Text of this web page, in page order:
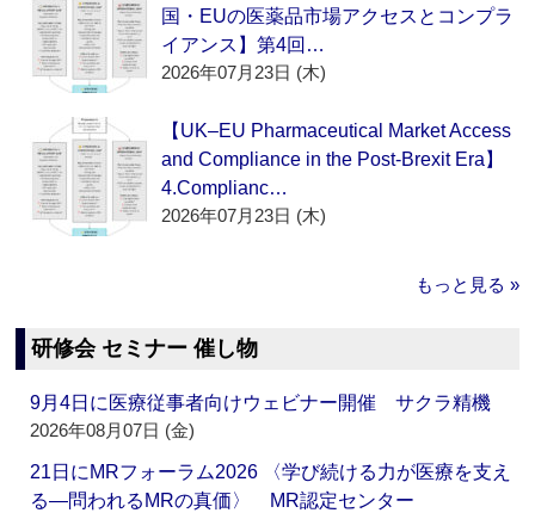
国・EUの医薬品市場アクセスとコンプラ
イアンス】第4回…
2026年07月23日 (木)
【UK–EU Pharmaceutical Market Access
and Compliance in the Post-Brexit Era】
4.Complianc…
2026年07月23日 (木)
もっと見る »
研修会 セミナー 催し物
9月4日に医療従事者向けウェビナー開催 サクラ精機
2026年08月07日 (金)
21日にMRフォーラム2026 〈学び続ける力が医療を支え
る―問われるMRの真価〉 MR認定センター